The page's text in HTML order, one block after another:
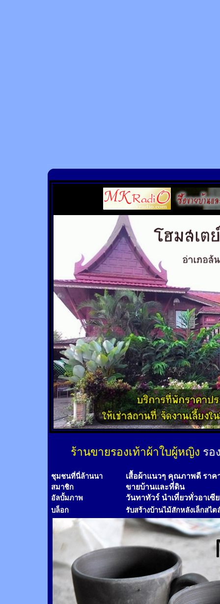
ร้านขายรองเท้าผ้าใบผู้หญิง รอ
ชุมชนที่นี่ล้านนา เสื้อผ้าแนวๆ คุณภาพดี ราค
สมาชิก ขายบ้านและที่ดิน
อัลบั้มภาพ วันทาทัวร์ นำเที่ยวทั่วอาเซี
บล็อก รับสร้างบ้านไม้สักหลังเล็กสไต